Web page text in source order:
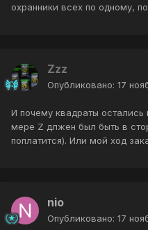
охранники всех по одному,
Zzz
Опубликовано: 17
И почему квадраты
мере Z длжен был быть в
поплатится). Или мой ход
nio
Опубликовано: 17